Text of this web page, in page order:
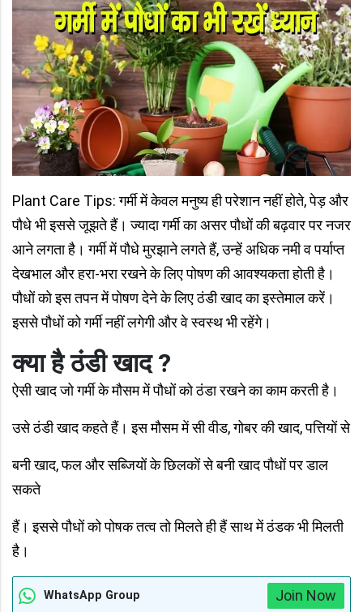
Plant Care Tips: गर्मी में केवल मनुष्य ही परेशान नहीं होते, पेड़ और
पौधे भी इससे जूझते हैं। ज्यादा गर्मी का असर पौधों की बढ़वार पर नजर
आने लगता है। गर्मी में पौधे मुरझाने लगते हैं, उन्हें अधिक नमी व पर्याप्त
देखभाल और हरा-भरा रखने के लिए पोषण की आवश्यकता होती है।
पौधों को इस तपन में पोषण देने के लिए ठंडी खाद का इस्तेमाल करें।
इससे पौधों को गर्मी नहीं लगेगी और वे स्वस्थ भी रहेंगे।
क्या है ठंडी खाद ?
ऐसी खाद जो गर्मी के मौसम में पौधों को ठंडा रखने का काम करती है।
उसे ठंडी खाद कहते हैं। इस मौसम में सी वीड, गोबर की खाद, पत्तियों से
बनी खाद, फल और सब्जियों के छिलकों से बनी खाद पौधों पर डाल
सकते
हैं। इससे पौधों को पोषक तत्व तो मिलते ही हैं साथ में ठंडक भी मिलती
है।
WhatsApp Group
Join Now